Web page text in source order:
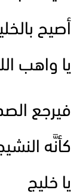
أصيح
يا واهب
فيرجع
كأنَّه
يا خليج